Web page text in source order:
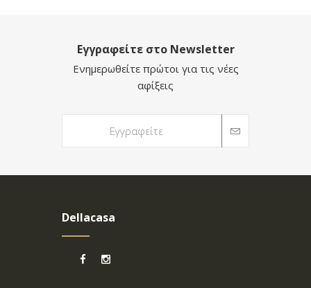
Εγγραφείτε στο Newsletter
Ενημερωθείτε πρώτοι για τις νέες
αφίξεις
Dellacasa